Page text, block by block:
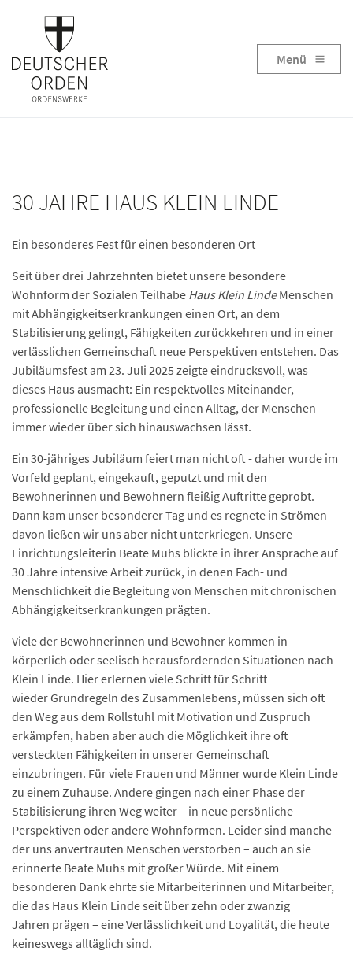
Menü
30 JAHRE HAUS KLEIN LINDE
Ein besonderes Fest für einen besonderen Ort
Seit über drei Jahrzehnten bietet unsere besondere
Wohnform der Sozialen Teilhabe Haus Klein LindeMenschen
mit Abhängigkeitserkrankungen einen Ort, an dem
Stabilisierung gelingt, Fähigkeiten zurückkehren und in einer
verlässlichen Gemeinschaft neue Perspektiven entstehen. Das
Jubiläumsfest am 23. Juli 2025 zeigte eindrucksvoll, was
dieses Haus ausmacht: Ein respektvolles Miteinander,
professionelle Begleitung und einen Alltag, der Menschen
immer wieder über sich hinauswachsen lässt.
Ein 30-jähriges Jubiläum feiert man nicht oft - daher wurde im
Vorfeld geplant, eingekauft, geputzt und mit den
Bewohnerinnen und Bewohnern fleißig Auftritte geprobt.
Dann kam unser besonderer Tag und es regnete in Strömen –
davon ließen wir uns aber nicht unterkriegen. Unsere
Einrichtungsleiterin Beate Muhs blickte in ihrer Ansprache auf
30 Jahre intensive Arbeit zurück, in denen Fach- und
Menschlichkeit die Begleitung von Menschen mit chronischen
Abhängigkeitserkrankungen prägten.
Viele der Bewohnerinnen und Bewohner kommen in
körperlich oder seelisch herausfordernden Situationen nach
Klein Linde. Hier erlernen viele Schritt für Schritt
wieder Grundregeln des Zusammenlebens, müssen sich oft
den Weg aus dem Rollstuhl mit Motivation und Zuspruch
erkämpfen, haben aber auch die Möglichkeit ihre oft
versteckten Fähigkeiten in unserer Gemeinschaft
einzubringen. Für viele Frauen und Männer wurde Klein Linde
zu einem Zuhause. Andere gingen nach einer Phase der
Stabilisierung ihren Weg weiter – in neue persönliche
Perspektiven oder andere Wohnformen. Leider sind manche
der uns anvertrauten Menschen verstorben – auch an sie
erinnerte Beate Muhs mit großer Würde. Mit einem
besonderen Dank ehrte sie Mitarbeiterinnen und Mitarbeiter,
die das Haus Klein Linde seit über zehn oder zwanzig
Jahren prägen – eine Verlässlichkeit und Loyalität, die heute
keineswegs alltäglich sind.